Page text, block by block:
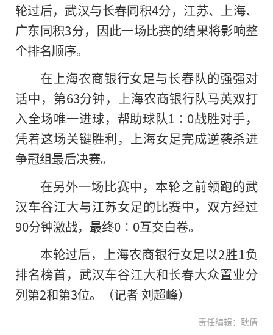
轮过后，武汉与长春同积4分，江苏、上海、
广东同积3分，因此一场比赛的结果将影响整
个排名顺序。
在上海农商银行女足与长春队的强强对
话中，第63分钟，上海农商银行队马英双打
入全场唯一进球，帮助球队1∶0战胜对手，
凭着这场关键胜利，上海女足完成逆袭杀进
争冠组最后决赛。
在另外一场比赛中，本轮之前领跑的武
汉车谷江大与江苏女足的比赛中，双方经过
90分钟激战，最终0∶0互交白卷。
本轮过后，上海农商银行女足以2胜1负
排名榜首，武汉车谷江大和长春大众置业分
列第2和第3位。（记者 刘超峰）
责任编辑：耿倩